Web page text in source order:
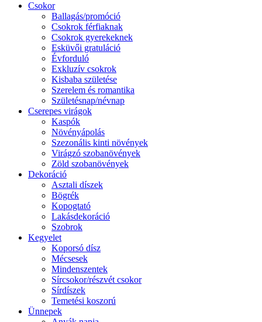
Csokor
Ballagás/promóció
Csokrok férfiaknak
Csokrok gyerekeknek
Esküvői gratuláció
Évforduló
Exkluzív csokrok
Kisbaba születése
Szerelem és romantika
Születésnap/névnap
Cserepes virágok
Kaspók
Növényápolás
Szezonális kinti növények
Virágzó szobanövények
Zöld szobanövények
Dekoráció
Asztali díszek
Bögrék
Kopogtató
Lakásdekoráció
Szobrok
Kegyelet
Koporsó dísz
Mécsesek
Mindenszentek
Sírcsokor/részvét csokor
Sírdíszek
Temetési koszorú
Ünnepek